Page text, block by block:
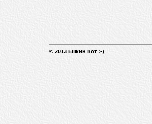
© 2013 Ёшкин Кот :-)